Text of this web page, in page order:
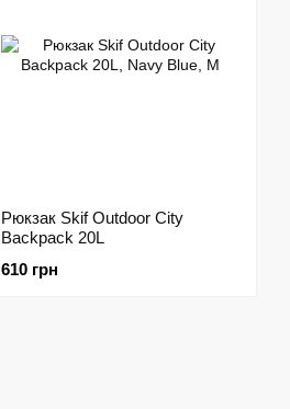
Рюкзак Skif Outdoor City
Backpack 20L
610 грн